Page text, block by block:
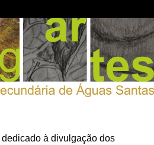
à divulgação dos